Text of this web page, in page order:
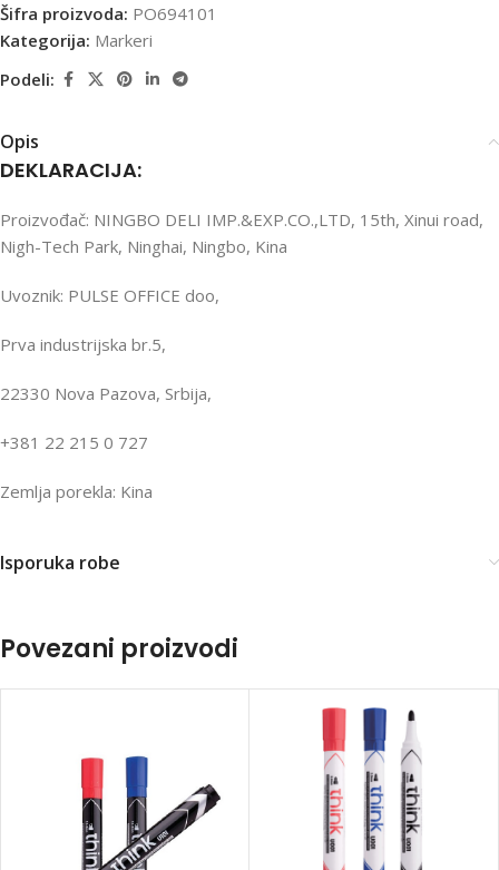
Šifra proizvoda: PO694101
Kategorija: Markeri
Podeli:
Opis
DEKLARACIJA:
Proizvođač: NINGBO DELI IMP.&EXP.CO.,LTD, 15th, Xinui road,
Nigh-Tech Park, Ninghai, Ningbo, Kina
Uvoznik: PULSE OFFICE doo,
Prva industrijska br.5,
22330 Nova Pazova, Srbija,
+381 22 215 0 727
Zemlja porekla: Kina
Isporuka robe
Povezani proizvodi